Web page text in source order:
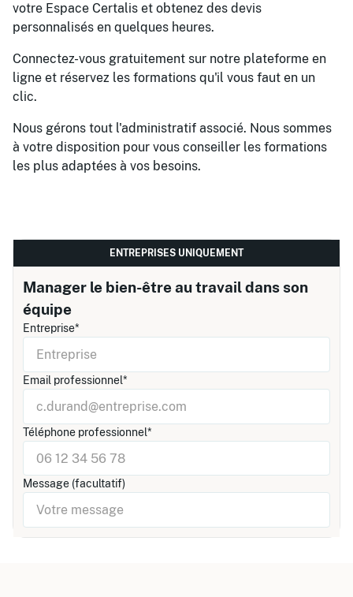
votre Espace Certalis et obtenez des devis
personnalisés en quelques heures.
Connectez-vous gratuitement sur notre plateforme en
ligne et réservez les formations qu'il vous faut en un
clic.
Nous gérons tout l'administratif associé. Nous sommes
à votre disposition pour vous conseiller les formations
les plus adaptées à vos besoins.
ENTREPRISES UNIQUEMENT
Manager le bien-être au travail dans son
équipe
Entreprise*
Email professionnel*
Téléphone professionnel*
Message (facultatif)